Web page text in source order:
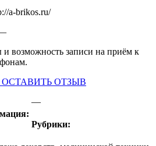
a-brikos.ru/
возможность записи на приём к
ОТЗЫВ
—
Рубрики: